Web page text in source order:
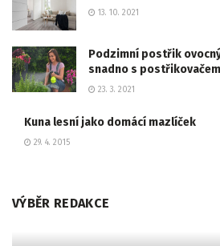
13. 10. 2021
Podzimní postřik
snadno s postřikovačem
23. 3. 2021
Kuna lesní jako domácí mazlíček
29. 4. 2015
VÝBĚR REDAKCE